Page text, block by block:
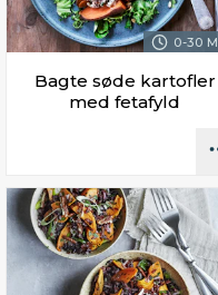
0-30
Bagte søde kartofler
med fetafyld